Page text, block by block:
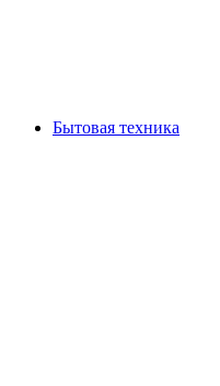
Бытовая техника